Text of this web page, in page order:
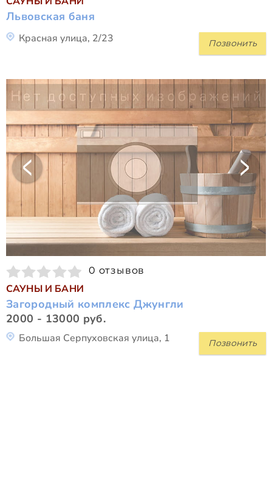
Львовская баня
Позвонить
Красная улица, 2/23
0 отзывов
САУНЫ И БАНИ
Загородный комплекс Джунгли
2000 - 13000 руб.
Позвонить
Большая Серпуховская улица, 1